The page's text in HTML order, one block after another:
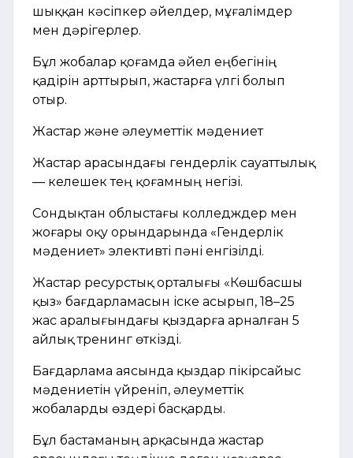
шыққан кәсіпкер әйелдер, мұғалімдер
мен дәрігерлер.
Бұл жобалар қоғамда әйел еңбегінің
қадірін арттырып, жастарға үлгі болып
отыр.
Жастар және әлеуметтік мәдениет
Жастар арасындағы гендерлік сауаттылық
— келешек тең қоғамның негізі.
Сондықтан облыстағы колледждер мен
жоғары оқу орындарында «Гендерлік
мәдениет» элективті пәні енгізілді.
Жастар ресурстық орталығы «Көшбасшы
қыз» бағдарламасын іске асырып, 18–25
жас аралығындағы қыздарға арналған 5
айлық тренинг өткізді.
Бағдарлама аясында қыздар пікірсайыс
мәдениетін үйреніп, әлеуметтік
жобаларды өздері басқарды.
Бұл бастаманың арқасында жастар